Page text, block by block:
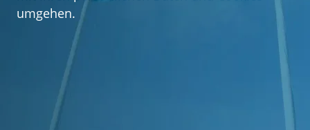
Kundenerfahrungen
umgehen.